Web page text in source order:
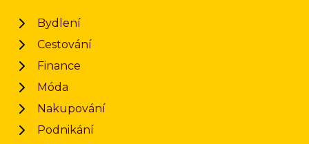
Bydlení
Cestování
Finance
Móda
Nakupování
Podnikání